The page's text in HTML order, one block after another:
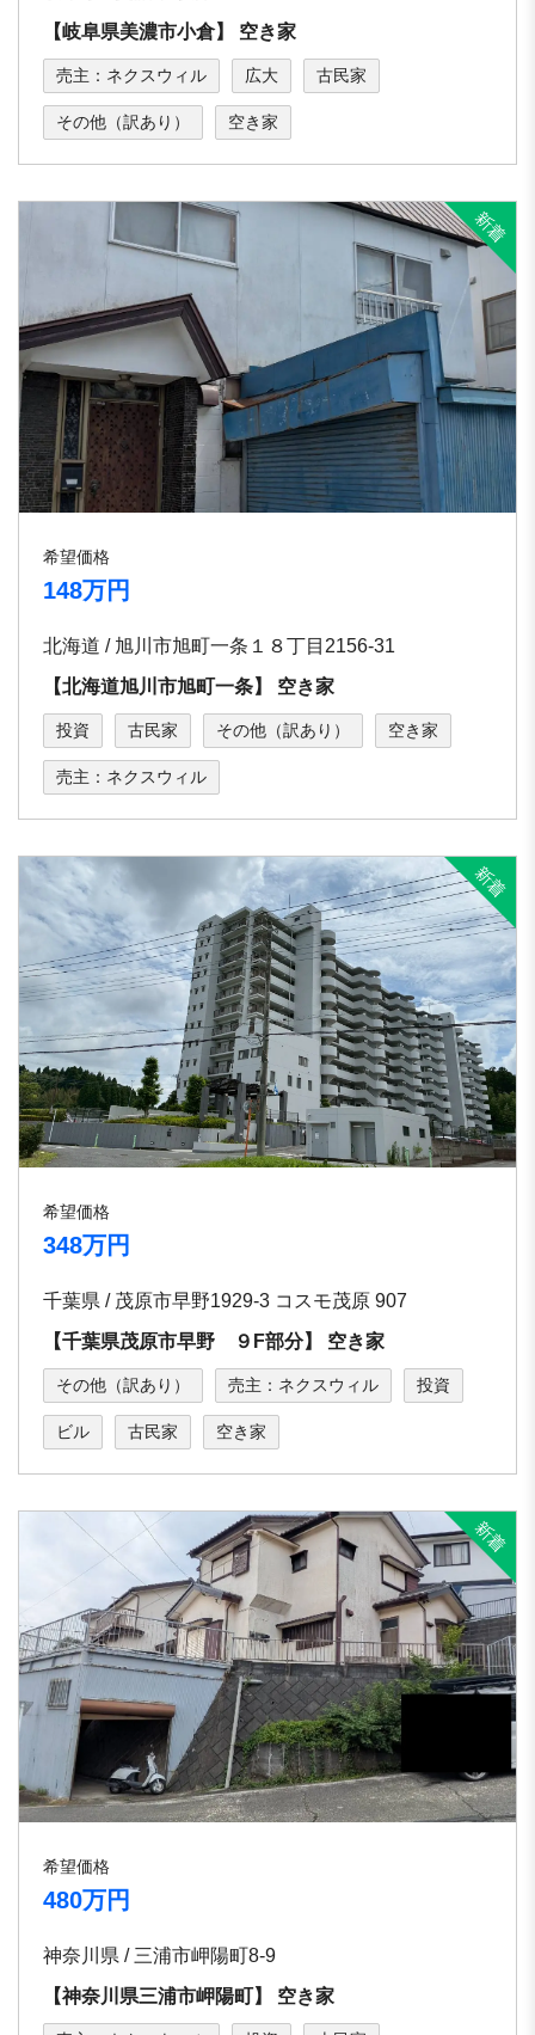
【岐⾩県美濃市⼩倉】 空き家
売主：ネクスウィル 広大 古民家
その他（訳あり） 空き家
希望価格
148万円
北海道 / 旭川市旭町⼀条１８丁⽬2156-31
【北海道旭川市旭町⼀条】 空き家
投資 古民家 その他（訳あり） 空き家
売主：ネクスウィル
希望価格
348万円
千葉県 / 茂原市早野1929-3 コスモ茂原 907
【千葉県茂原市早野 ９F部分】 空き家
その他（訳あり） 売主：ネクスウィル 投資
ビル 古民家 空き家
希望価格
480万円
神奈川県 / 三浦市岬陽町8-9
【神奈川県三浦市岬陽町】 空き家